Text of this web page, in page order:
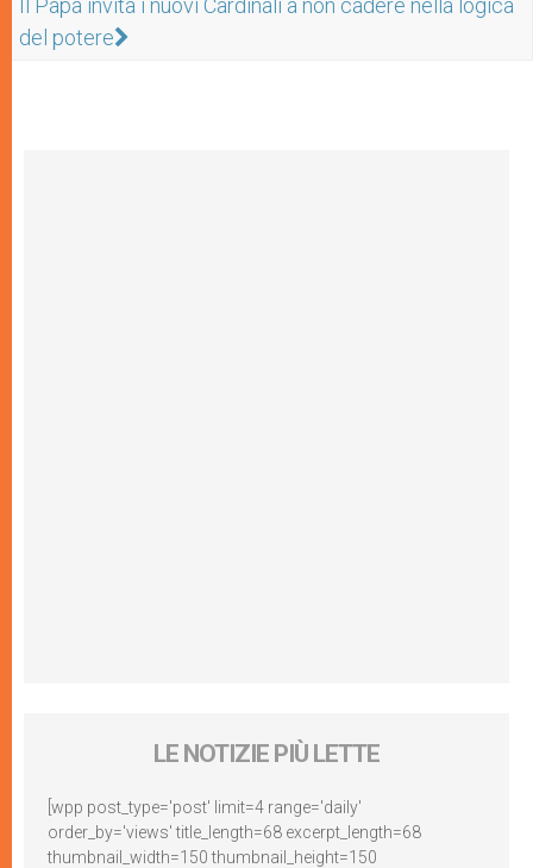
Il Papa invita i nuovi Cardinali a non cadere nella logica
del potere
LE NOTIZIE PIÙ LETTE
[wpp post_type='post' limit=4 range='daily'
order_by='views' title_length=68 excerpt_length=68
thumbnail_width=150 thumbnail_height=150